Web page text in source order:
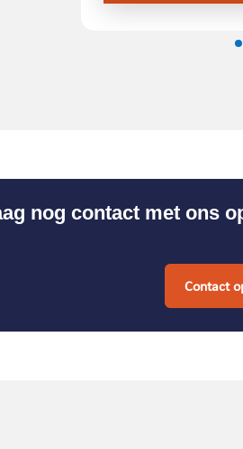
nog contact met ons
Contact